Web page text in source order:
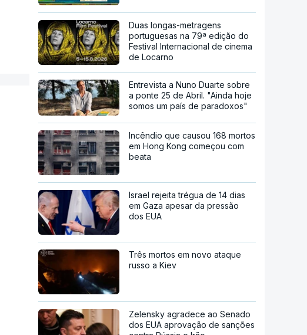
Duas longas-metragens
portuguesas na 79ª edição do
Festival Internacional de cinema
de Locarno
Entrevista a Nuno Duarte sobre
a ponte 25 de Abril. "Ainda hoje
somos um país de paradoxos"
Incêndio que causou 168 mortos
em Hong Kong começou com
beata
Israel rejeita trégua de 14 dias
em Gaza apesar da pressão
dos EUA
Três mortos em novo ataque
russo a Kiev
Zelensky agradece ao Senado
dos EUA aprovação de sanções